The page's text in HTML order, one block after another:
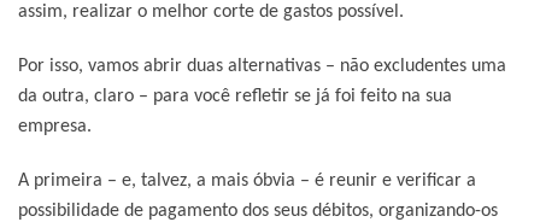
assim, realizar o melhor corte de gastos possível.
Por isso, vamos abrir duas alternativas – não excludentes uma
da outra, claro – para você refletir se já foi feito na sua
empresa.
A primeira – e, talvez, a mais óbvia – é reunir e verificar a
possibilidade de pagamento dos seus débitos, organizando-os